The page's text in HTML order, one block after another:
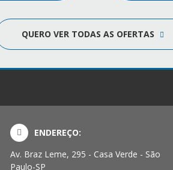
QUERO VER TODAS AS OFERTAS
ENDEREÇO:
Av. Braz Leme, 295 - Casa Verde - São
Paulo-SP